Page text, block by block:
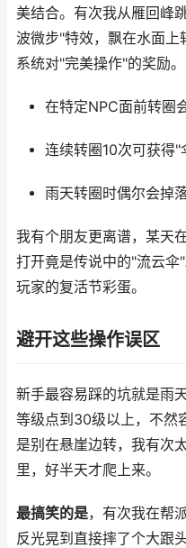
美结合。有次我从雁回峰
波微步"特效，飘在水面上
系统对"完美操作"的奖励。
在特定NPC面前转圈
连续转圈10次可获得"
雨天转圈时偶尔会掉
我有个朋友更离谱，某天
打开竟是传说中的"流云
玩家的复活节彩蛋。
避开这些操作误区
新手最容易踩的坑就是雨
等级点到30级以上，不然
是别在悬崖边转，我有次
里，好半天才爬上来。
最搞笑的是，有次我在帮
反光晃到直接摔了个大跟